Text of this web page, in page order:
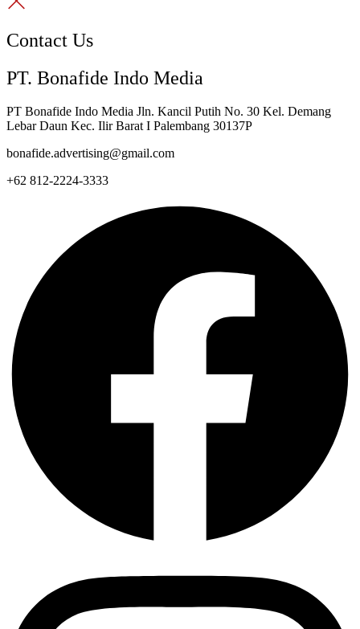
Contact Us
PT. Bonafide Indo Media
PT Bonafide Indo Media Jln. Kancil Putih No. 30 Kel. Demang
Lebar Daun Kec. Ilir Barat I Palembang 30137P
bonafide.advertising@gmail.com
+62 812-2224-3333